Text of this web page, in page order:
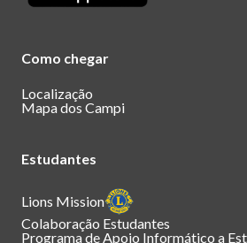
Como chegar
Localização
Mapa dos Campi
Estudantes
Lions Mission
Colaboração Estudantes
Programa de Apoio Informático a